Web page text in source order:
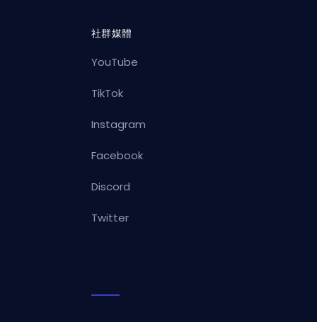
社群媒體
YouTube
TikTok
Instagram
Facebook
Discord
Twitter